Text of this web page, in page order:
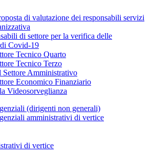
di valutazione dei responsabili servizi
di settore per la verifica delle
Covid-19
Tecnico Quarto
Tecnico Terzo
Settore Amministrativo
Economico Finanziario
Videosorveglianza
(dirigenti non generali)
amministrativi di vertice
di vertice